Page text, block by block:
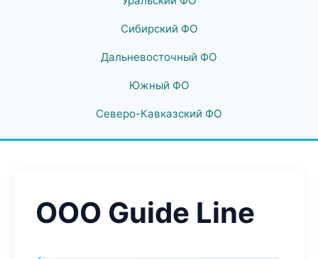
Сибирский ФО
Дальневосточный ФО
Южный ФО
Северо-Кавказский ФО
ООО Guide Line